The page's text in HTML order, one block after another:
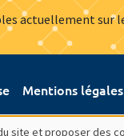
actuellement sur
Mentions légales
et proposer des